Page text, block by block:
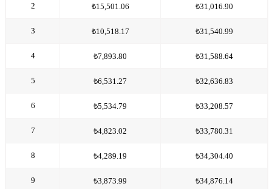
2 ₺15,501.06 ₺31,016.90
3 ₺10,518.17 ₺31,540.99
4 ₺7,893.80 ₺31,588.64
5 ₺6,531.27 ₺32,636.83
6 ₺5,534.79 ₺33,208.57
7 ₺4,823.02 ₺33,780.31
8 ₺4,289.19 ₺34,304.40
9 ₺3,873.99 ₺34,876.14